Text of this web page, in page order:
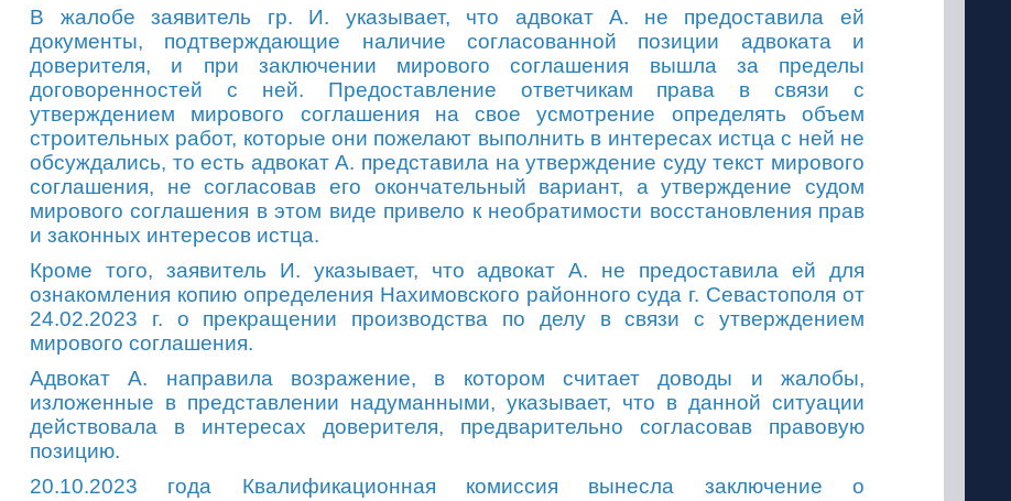
В жалобе заявитель гр. И. указывает, что адвокат А.
не предоставила ей
документы, подтверждающие наличие согласованной позиции адвоката и
доверителя, и при заключении мирового соглашения вышла за пределы
договоренностей с ней. Предоставление ответчикам права в связи с
утверждением мирового соглашения на свое усмотрение определять объем
строительных работ, которые они пожелают выполнить в интересах истца с ней не
обсуждались, то есть адвокат А. представила на утверждение суду текст мирового
соглашения, не согласовав его окончательный вариант, а утверждение судом
мирового соглашения в этом виде привело к необратимости восстановления прав
и законных интересов истца.
Кроме того, заявитель И. указывает, что адвокат А. не предоставила ей для
ознакомления копию определения Нахимовского районного суда г. Севастополя от
24.02.2023 г. о прекращении производства по делу в связи с утверждением
мирового соглашения.
Адвокат А. направила возражение, в котором считает доводы ижалобы,
изложенные в представлении надуманными, указывает, что в данной ситуации
действовала в интересах доверителя, предварительно согласовав правовую
позицию.
20.10.2023 года Квалификационная комиссия вынесла заключение о